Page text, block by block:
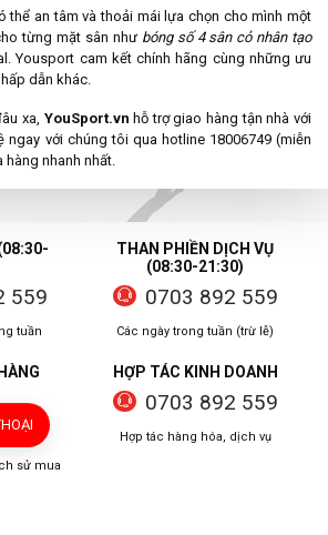
thể an tâm và thoải mái lựa chọn cho mình một
từng mặt sân như bóng số 4 sân cỏ nhân tạo
Yousport cam kết chính hãng cùng những ưu
dẫn khác.
xa, YouSport.vn hỗ trợ giao hàng tận nhà với
ngay với chúng tôi qua hotline 18006749 (miễn
nhanh nhất.
559
tuần
THAN PHIỀN DỊCH VỤ
(08:30-21:30)
0703 892 559
Các ngày trong tuần (trừ lễ)
sử mua
HỢP TÁC KINH DOANH
0703 892 559
Hợp tác hàng hóa, dịch vụ